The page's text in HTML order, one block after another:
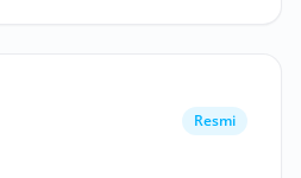
Resmi